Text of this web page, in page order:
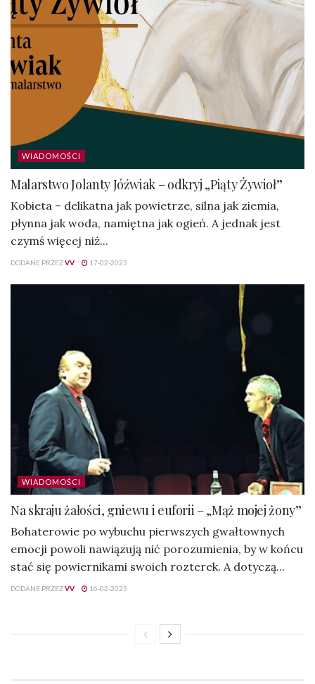
WIADOMOŚCI
Malarstwo Jolanty Jóźwiak – odkryj „Piąty Żywioł”
Kobieta – delikatna jak powietrze, silna jak ziemia,
płynna jak woda, namiętna jak ogień. A jednak jest
czymś więcej niż...
DODANE PRZEZVV 17-02-2025
WIADOMOŚCI
Na skraju żałości, gniewu i euforii – „Mąż mojej żony”
Bohaterowie po wybuchu pierwszych gwałtownych
emocji powoli nawiązują nić porozumienia, by w końcu
stać się powiernikami swoich rozterek. A dotyczą...
DODANE PRZEZVV 16-02-2025